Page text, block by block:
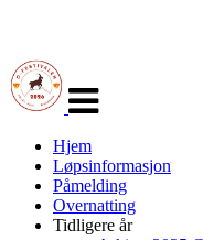
navigasjon
Hjem
Løpsinformasjon
Påmelding
Overnatting
Tidligere år